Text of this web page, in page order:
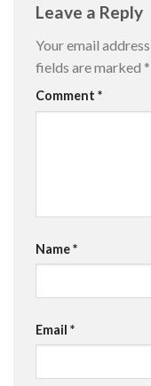
Leave a Reply
Your email
fields are marked *
Comment *
Name*
Email *